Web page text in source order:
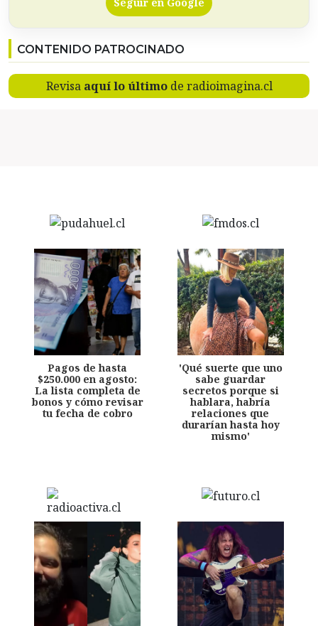
Seguir en Google
CONTENIDO PATROCINADO
Revisa aquí lo últimode radioimagina.cl
Pagos de hasta
$250.000 en agosto:
La lista completa de
bonos y cómo revisar
tu fecha de cobro
'Qué suerte que uno
sabe guardar
secretos porque si
hablara, habría
relaciones que
durarían hasta hoy
mismo'